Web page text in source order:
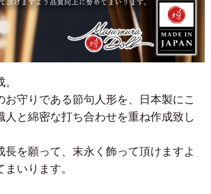
お守りである節句人形を、日本製にこ
人と綿密な打ち合わせを重ね作成致し
長を願って、末永く飾って頂けますよ
いります。